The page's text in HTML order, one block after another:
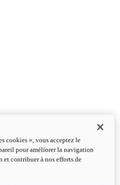
cookies », vous acceptez le
pour améliorer la navigation
et contribuer à nos efforts de